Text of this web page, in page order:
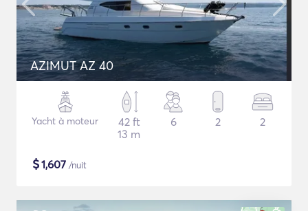
AZIMUT AZ 40
Yacht à moteur
42 ft
13 m
6 2 2
$1,607 /nuit